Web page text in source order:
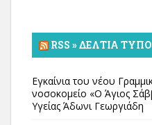
RSS » ΔΕΛΤΊΑ
Εγκαίνια του νέου
νοσοκομείο «Ο Άγιος
Υγείας Άδωνι Γεωργιάδη